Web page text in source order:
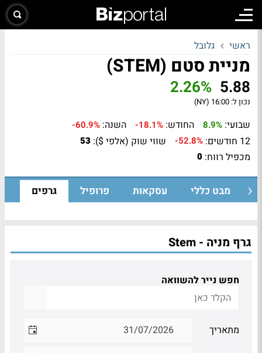
ראשי גלובל
מניית סטם (STEM)
5.88
2.26%
נכון ל: 16:00 (NY)
שבועי: 8.9% החודש: -18.1% השנה: -60.9%
12 חודשים: -52.8% שווי שוק (אלפי $): 53
מכפיל רווח: 0
מבט כללי עסקאות פרופיל גרפים
גרף מניה - Stem
חפש נייר להשוואה
מתאריך